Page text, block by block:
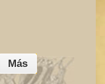
Más